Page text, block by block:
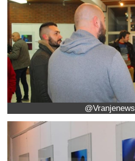
@Vranjenews